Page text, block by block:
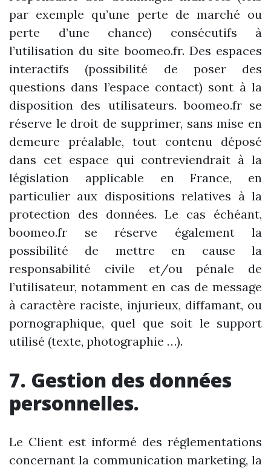
par exemple qu’une perte de marché ou
perte d’une chance) consécutifs à
l’utilisation du site boomeo.fr. Des espaces
interactifs (possibilité de poser des
questions dans l’espace contact) sont à la
disposition des utilisateurs. boomeo.fr se
réserve le droit de supprimer, sans mise en
demeure préalable, tout contenu déposé
dans cet espace qui contreviendrait à la
législation applicable en France, en
particulier aux dispositions relatives à la
protection des données. Le cas échéant,
boomeo.fr se réserve également la
possibilité de mettre en cause la
responsabilité civile et/ou pénale de
l’utilisateur, notamment en cas de message
à caractère raciste, injurieux, diffamant, ou
pornographique, quel que soit le support
utilisé (texte, photographie …).
7. Gestion des données
personnelles.
Le Client est informé des réglementations
concernant la communication marketing, la